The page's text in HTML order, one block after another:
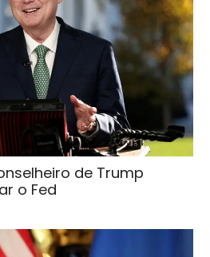
de Trump
o Fed